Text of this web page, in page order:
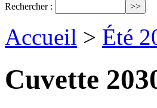
Rechercher :
Accueil > Été
Cuvette